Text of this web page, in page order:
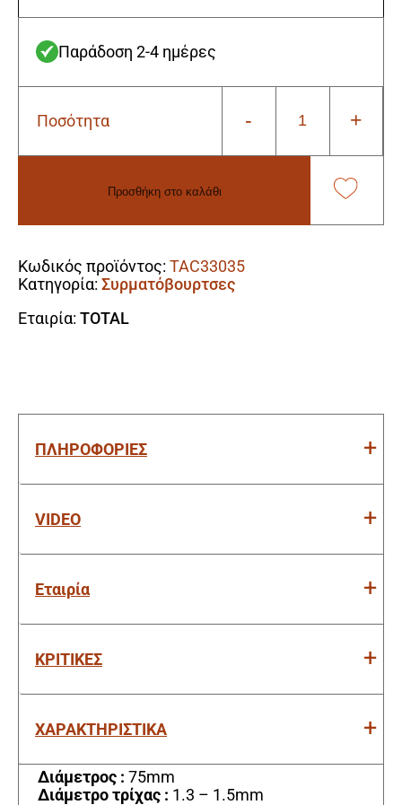
Παράδοση 2-4 ημέρες
Ποσότητα -
Total
Καμπάνα
ποσότητα
+
Προσθήκη στο καλάθι
Κωδικός προϊόντος: TAC33035
Κατηγορία: Συρματόβουρτσες
Εταιρία: TOTAL
ΠΛΗΡΟΦΟΡΙΕΣ
VIDEO
Εταιρία
ΚΡΙΤΙΚΕΣ
ΧΑΡΑΚΤΗΡΙΣΤΙΚΑ
Διάμετρος : 75mm
Διάμετρο τρίχας : 1.3 – 1.5mm